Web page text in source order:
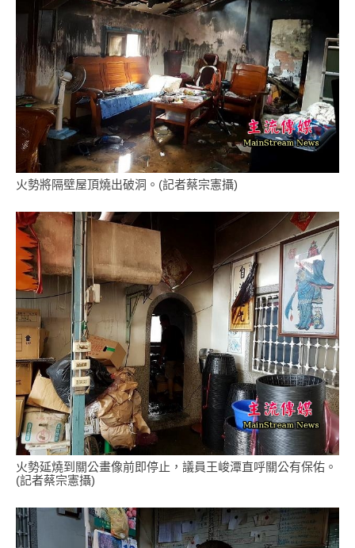
火勢將隔壁屋頂燒出破洞。(記者蔡宗憲攝)
火勢延燒到關公畫像前即停止，議員王峻潭直呼關公有保佑。
(記者蔡宗憲攝)